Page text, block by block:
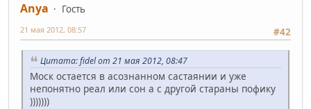
Anya
Гость
#42
21 мая 2012, 08:57
Цитата: fidel от 21 мая 2012, 08:47
Моск остается в асознанном састаянии и уже
непонятно реал или сон а с другой стараны пофику
)))))))